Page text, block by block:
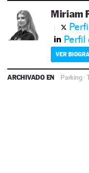
Miriam
Perfil
VER
ARCHIVADO EN Parking ·